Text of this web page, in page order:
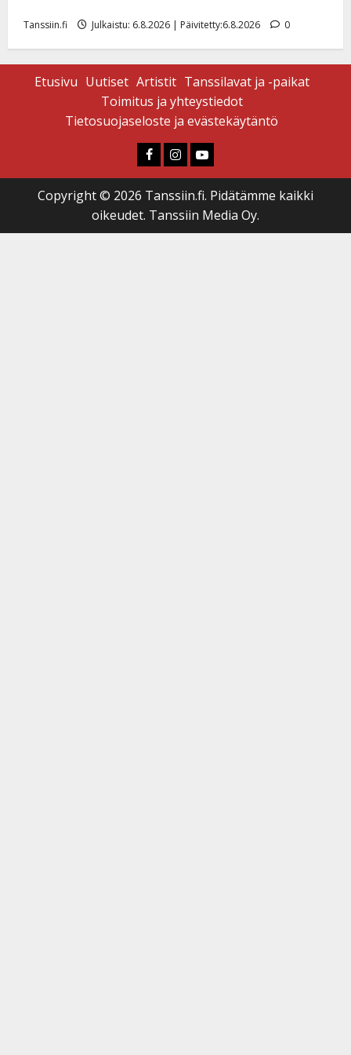
Tanssiin.fi Julkaistu: 6.8.2026 | Päivitetty:6.8.2026 0
Etusivu Uutiset Artistit Tanssilavat ja -paikat
Toimitus ja yhteystiedot
Tietosuojaseloste ja evästekäytäntö
Faceboook
Instagram
Youtube
Copyright © 2026 Tanssiin.fi. Pidätämme kaikki
oikeudet. Tanssiin Media Oy.